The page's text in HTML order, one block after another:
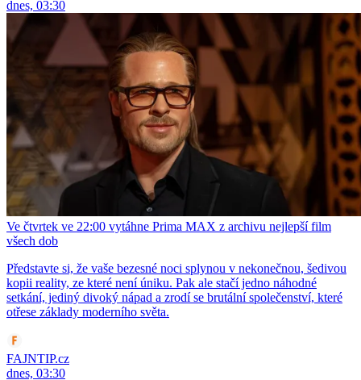
dnes, 03:30
Ve čtvrtek ve 22:00 vytáhne Prima MAX z archivu nejlepší film
všech dob
Představte si, že vaše bezesné noci splynou v nekonečnou, šedivou
kopii reality, ze které není úniku. Pak ale stačí jedno náhodné
setkání, jediný divoký nápad a zrodí se brutální společenství, které
otřese základy moderního světa.
FAJNTIP.cz
dnes, 03:30